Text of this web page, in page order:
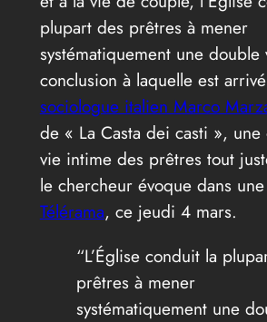
plupart des prêtres à mener
systématiquement une double
conclusion à laquelle est arrivé
sociologue italien Marco
de « La Casta dei casti »,
vie intime des prêtres tout
le chercheur évoque dans
Télérama, ce jeudi 4 mars.
“L’Église conduit la
prêtres à mener
systématiquement une